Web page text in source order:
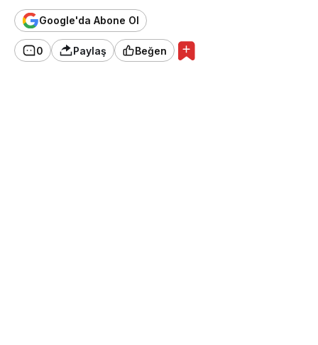
Google'da Abone Ol
0 Paylaş Beğen